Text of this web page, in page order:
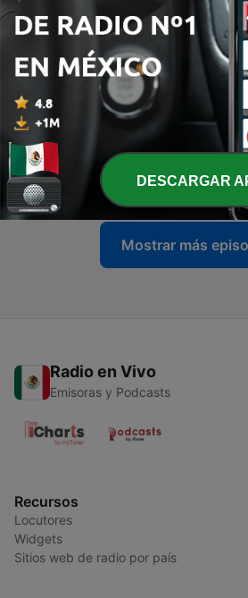
UN DIA EN EL PASADO
04 jun. 2026
125 - HIGIENE BUCAL
04 jun. 2026
124 - CONSTELACIONES FAMILIARES
04 jun. 2026
Mostrar más
Radio en Vivo
Emisoras y Podcasts
Recursos
Locutores
Widgets
Sitios web de radio por país
DESCARGAR